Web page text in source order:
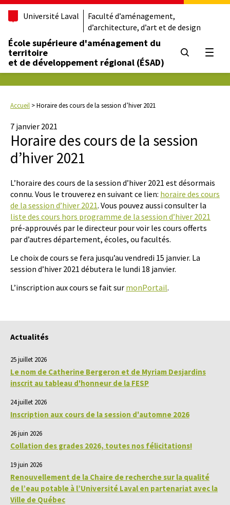
Université Laval
Faculté d’aménagement,
d’architecture, d’art et de design
École supérieure d'aménagement du
territoire
et de développement régional (ÉSAD)
Accueil >Horaire des cours de la session d’hiver 2021
7 janvier 2021
Horaire des cours de la session
d’hiver 2021
L’horaire des cours de la session d’hiver 2021 est désormais
connu. Vous le trouverez en suivant ce lien: horaire des cours
de la session d’hiver 2021. Vous pouvez aussi consulter la
liste des cours hors programme de la session d’hiver 2021
pré-approuvés par le directeur pour voir les cours offerts
par d’autres département, écoles, ou facultés.
Le choix de cours se fera jusqu’au vendredi 15 janvier. La
session d’hiver 2021 débutera le lundi 18 janvier.
L’inscription aux cours se fait sur monPortail.
Actualités
25 juillet 2026
Le nom de Catherine Bergeron et de Myriam Desjardins
inscrit au tableau d'honneur de la FESP
24 juillet 2026
Inscription aux cours de la session d'automne 2026
26 juin 2026
Collation des grades 2026, toutes nos félicitations!
19 juin 2026
Renouvellement de la Chaire de recherche sur la qualité
de l’eau potable à l’Université Laval en partenariat avec la
Ville de Québec